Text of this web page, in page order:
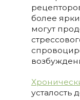
более
могут
усталость